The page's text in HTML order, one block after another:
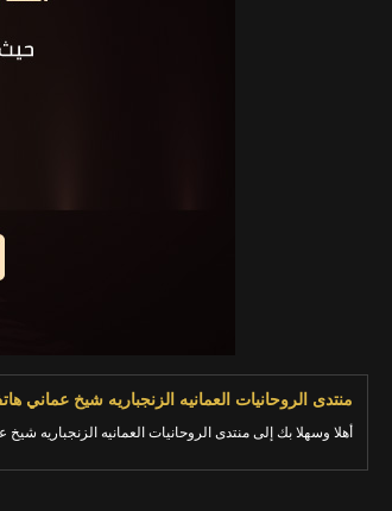
منتدى الروحانيات العمانيه الزنجباريه شيخ عماني هاتف 0096891962336 وعلاج السحر
أهلا وسهلا بك إلى منتدى الروحانيات العمانيه الزنجباريه شيخ عماني هاتف 0096891962336